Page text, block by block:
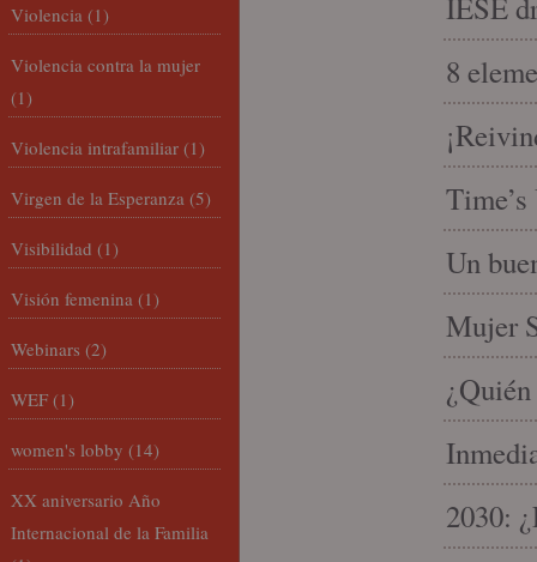
8
Un
Mujer
2030:
Violencia (1)
Violencia contra la mujer
(1)
Violencia intrafamiliar (1)
Virgen de la Esperanza (5)
Visibilidad (1)
Visión femenina (1)
Webinars (2)
WEF (1)
women's lobby (14)
XX aniversario Año
Internacional de la Familia